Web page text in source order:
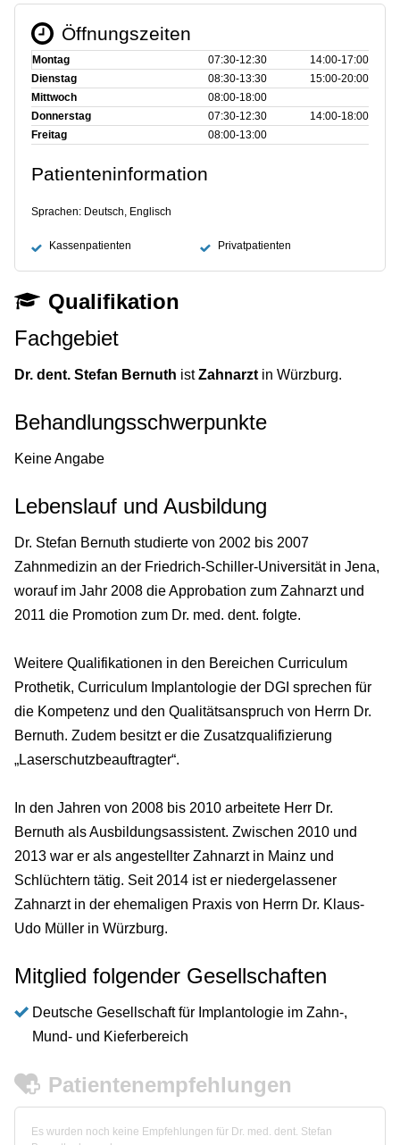
Öffnungszeiten
Montag 07:30‑12:30
14:00‑17:00
Dienstag
08:30‑13:30
15:00‑20:00
Mittwoch
08:00‑18:00
Donnerstag
07:30‑12:30
14:00‑18:00
Freitag
08:00‑13:00
Patienteninformation
Sprachen: Deutsch, Englisch
Kassenpatienten Privatpatienten
Qualifikation
Fachgebiet
Dr. dent. Stefan Bernuth istZahnarzt in Würzburg.
Behandlungsschwerpunkte
Keine Angabe
Lebenslauf und Ausbildung
Dr. Stefan Bernuth studierte von 2002 bis 2007
Zahnmedizin an der Friedrich-Schiller-Universität in Jena,
worauf im Jahr 2008 die Approbation zum Zahnarzt und
2011 die Promotion zum Dr. med. dent. folgte.
Weitere Qualifikationen in den Bereichen Curriculum
Prothetik, Curriculum Implantologie der DGI sprechen für
die Kompetenz und den Qualitätsanspruch von Herrn Dr.
Bernuth. Zudem besitzt er die Zusatzqualifizierung
„Laserschutzbeauftragter“.
In den Jahren von 2008 bis 2010 arbeitete Herr Dr.
Bernuth als Ausbildungsassistent. Zwischen 2010 und
2013 war er als angestellter Zahnarzt in Mainz und
Schlüchtern tätig. Seit 2014 ist er niedergelassener
Zahnarzt in der ehemaligen Praxis von Herrn Dr. Klaus-
Udo Müller in Würzburg.
Mitglied folgender Gesellschaften
Deutsche Gesellschaft für Implantologie im Zahn-,
Mund- und Kieferbereich
Patientenempfehlungen
Es wurden noch keine Empfehlungen für Dr. med. dent. Stefan